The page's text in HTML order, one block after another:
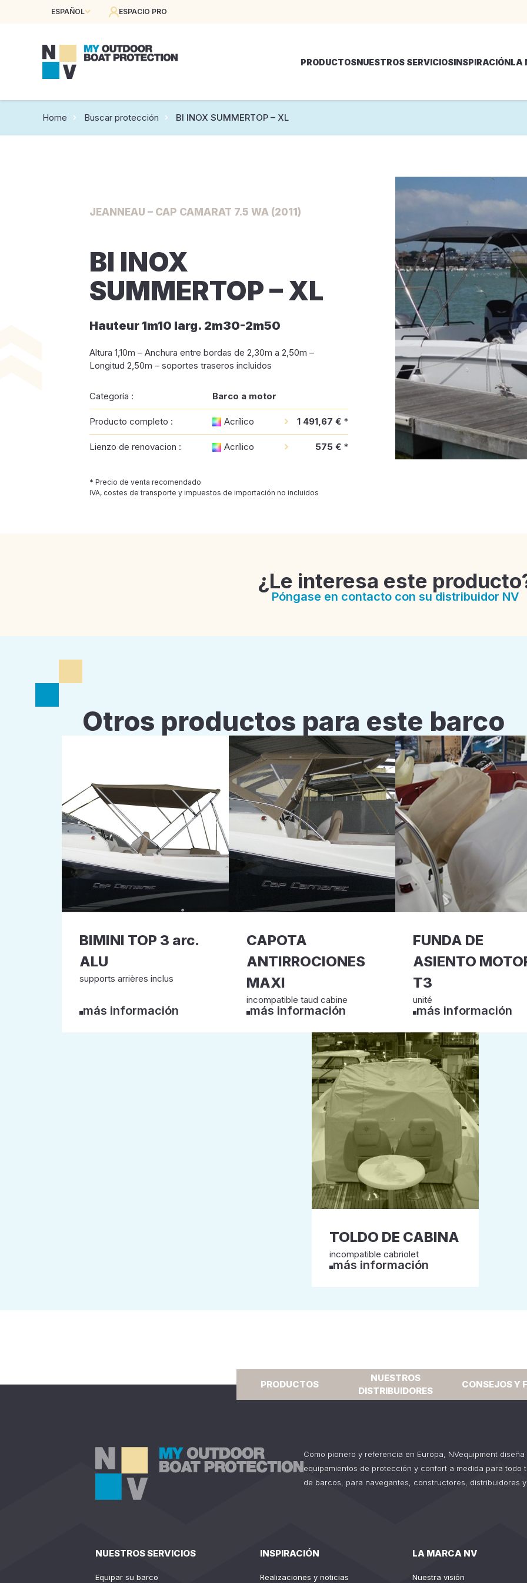
ESPAÑOL ESPACIO PRO
PRODUCTOSNUESTROS SERVICIOSINSPIRACIÓNLA
Home Buscar protección BI INOX SUMMERTOP – XL
JEANNEAU – CAP CAMARAT 7.5 WA (2011)
BI INOX
SUMMERTOP – XL
Hauteur 1m10 larg. 2m30-2m50
Altura 1,10m – Anchura entre bordas de 2,30m a 2,50m –
Longitud 2,50m – soportes traseros incluidos
Categoría : Barco a motor
Producto completo : Acrílico 1 491,67 € *
Lienzo de renovacion : Acrílico 575 € *
* Precio de venta recomendado
IVA, costes de transporte y impuestos de importación no incluidos
¿Le interesa este
Póngase en contacto con su distribuidor NV
Otros productos para este barco
BIMINI TOP 3 arc.
ALU
supports arrières inclus
más información
CAPOTA
ANTIRROCIONES
MAXI
incompatible taud cabine
más información
FUNDA DE
ASIENTO
T3
unité
más información
TOLDO DE CABINA
incompatible cabriolet
más información
PRODUCTOS
NUESTROS
DISTRIBUIDORES
CONSEJOS Y
Como pionero y referencia en Europa, NVequipment
equipamientos de protección y confort a medida para todo
de barcos, para navegantes, constructores, distribuidores
NUESTROS SERVICIOS
Equipar su barco
INSPIRACIÓN
Realizaciones y noticias
LA MARCA NV
Nuestra visión